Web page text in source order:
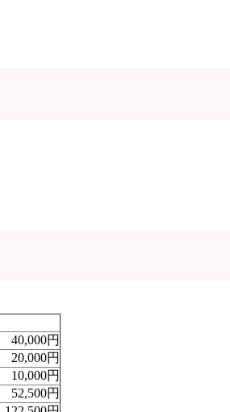
40,000円
20,000円
10,000円
52,500円